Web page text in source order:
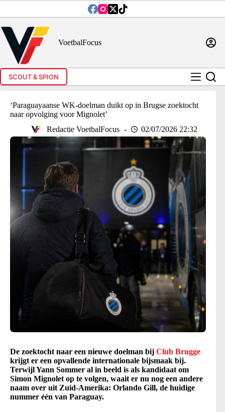
inhoud
VoetbalFocus
SCOUT & SPION
‘Paraguayaanse WK-doelman duikt op in Brugse zoektocht
naar opvolging voor Mignolet’
Redactie VoetbalFocus
02/07/2026 22:32
De zoektocht naar een nieuwe doelman bij Club Brugge
krijgt er een opvallende internationale bijsmaak bij.
Terwijl Yann Sommer al in beeld is als kandidaat om
Simon Mignolet op te volgen, waait er nu nog een andere
naam over uit Zuid-Amerika: Orlando Gill, de huidige
nummer één van Paraguay.